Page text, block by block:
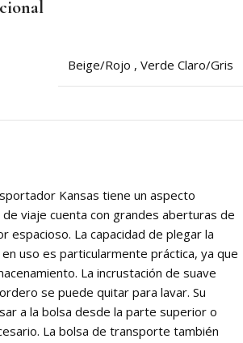
Beige/Rojo , Verde Claro/Gris
Kansas tiene un aspecto
viaje cuenta con grandes aberturas de
espacioso. La capacidad de plegar la
uso es particularmente práctica, ya que
La incrustación de suave
se puede quitar para lavar. Su
a la bolsa desde la parte superior o
La bolsa de transporte también